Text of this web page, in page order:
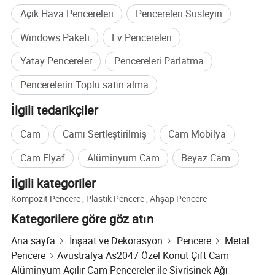
Açık Hava Pencereleri
Pencereleri Süsleyin
Windows Paketi
Ev Pencereleri
Yatay Pencereler
Pencereleri Parlatma
Pencerelerin Toplu satın alma
İlgili tedarikçiler
Cam Camı Sertleştirilmiş
Cam Mobilya
Cam Elyaf
Alüminyum Cam Beyaz Cam
İlgili kategoriler
Kompozit Pencere, Plastik Pencere,Ahşap Pencere
Kategorilere göre göz atın
Ana sayfa İnşaat ve Dekorasyon Pencere
Metal
Pencere
Avustralya As2047 Özel Konut Çift Cam
Alüminyum Açılır Cam Pencereler ile Sivrisinek Ağı